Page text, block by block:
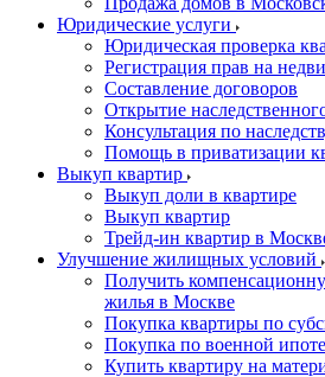
Юридические услуги
Юридическая проверка
Регистрация прав на
Составление договоров
Открытие
Консультация по
Помощь в приватизации
Выкуп квартир
Выкуп доли в квартире
Выкуп квартир
Трейд-ин квартир в
Улучшение жилищных условий
Получить
жилья в Москве
Покупка квартиры по
Покупка по военной
Купить квартиру на